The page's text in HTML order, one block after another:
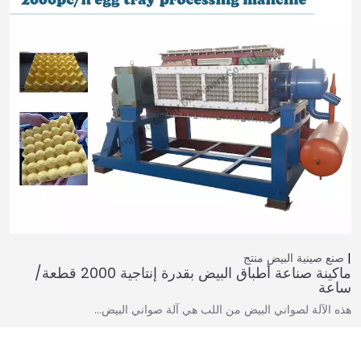
صنع صينية البيض منتج
ماكينة صناعة أطباق البيض بقدرة إنتاجية 2000 قطعة/
ساعة
هذه الآلة لصواني البيض من اللب هي آلة صواني البيض…